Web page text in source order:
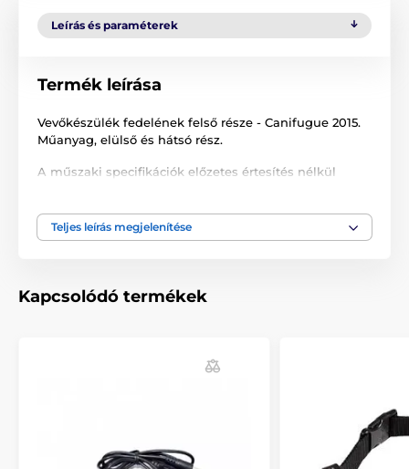
Leírás és paraméterek
Termék leírása
Vevőkészülék fedelének felső része - Canifugue 2015.
Műanyag, elülső és hátsó rész.
A műszaki specifikációk előzetes értesítés nélkül
Tartozékok kerítéshez
Teljes leírás megjelenítése
Kapcsolódó termékek